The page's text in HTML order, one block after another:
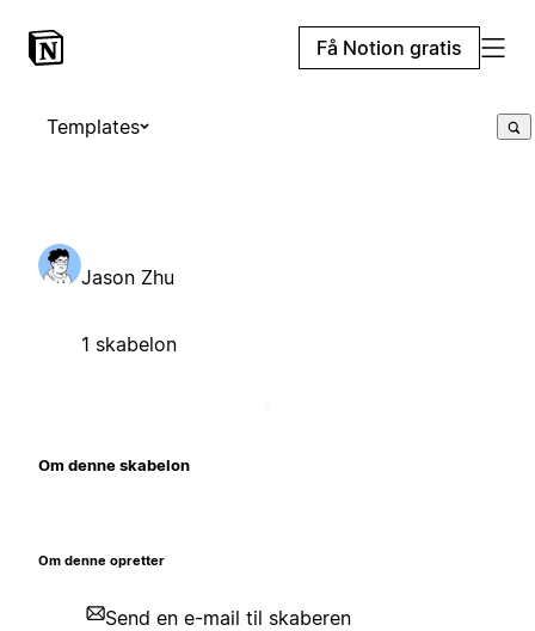
Få Notion gratis
Templates
Jason Zhu
1 skabelon
Om denne skabelon
Om denne opretter
Send en e-mail til skaberen